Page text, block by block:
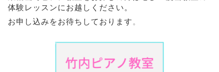
体験レッスンにお越しください。
お申し込みをお待ちしております 。